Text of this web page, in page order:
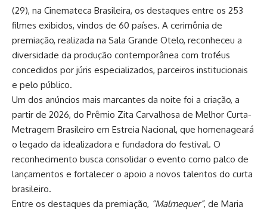
(29), na Cinemateca Brasileira, os destaques entre os 253
filmes exibidos, vindos de 60 países. A cerimônia de
premiação, realizada na Sala Grande Otelo, reconheceu a
diversidade da produção contemporânea com troféus
concedidos por júris especializados, parceiros institucionais
e pelo público.
Um dos anúncios mais marcantes da noite foi a criação, a
partir de 2026, do Prêmio Zita Carvalhosa de Melhor Curta-
Metragem Brasileiro em Estreia Nacional, que homenageará
o legado da idealizadora e fundadora do festival. O
reconhecimento busca consolidar o evento como palco de
lançamentos e fortalecer o apoio a novos talentos do curta
brasileiro.
Entre os destaques da premiação, “Malmequer”, de Maria